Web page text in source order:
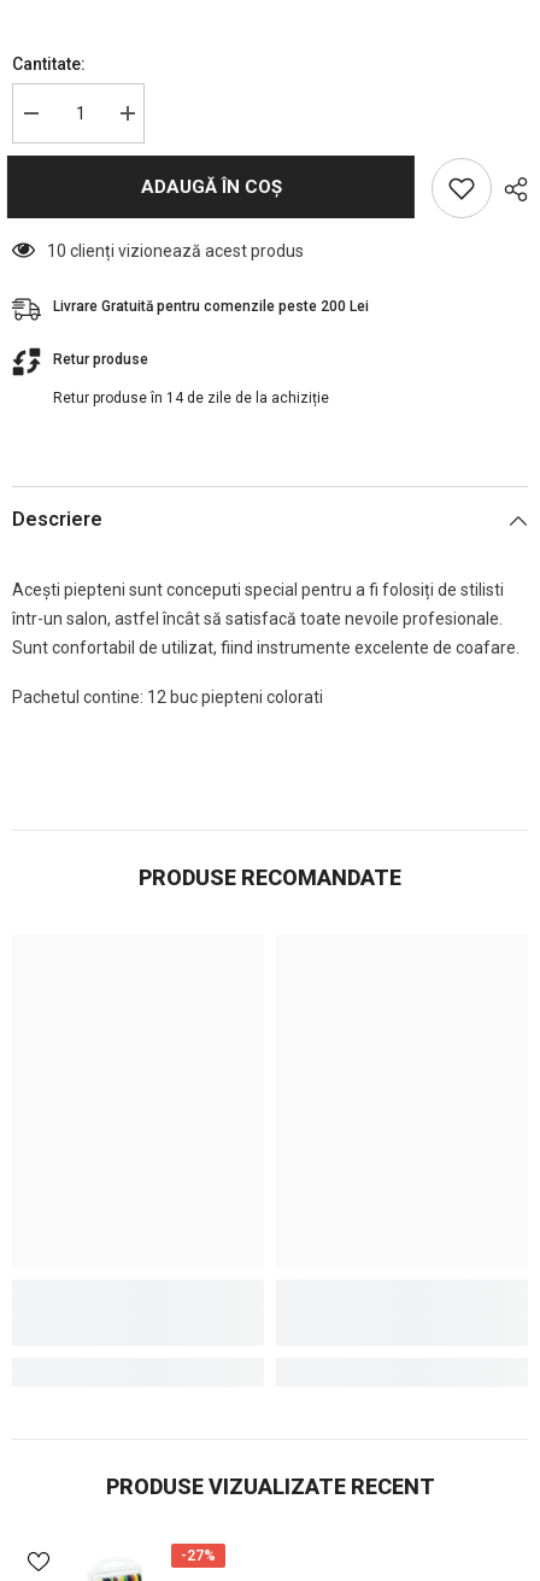
Cantitate:
Reduceți
cantitatea
pentru
Creșteți
cantitatea
pentru
Wahl
SetADAUGĂ ÎN COȘ
10 clienți vizionează acest produs
Livrare Gratuită pentru comenzile peste 200 Lei
Retur produse
Retur produse în 14 de zile de la achiziție
Descriere
Acești piepteni sunt conceputi special pentru a fi folosiți de stilisti
într-un salon, astfel încât să satisfacă toate nevoile profesionale.
Sunt confortabil de utilizat, fiind instrumente excelente de coafare.
Pachetul contine: 12 buc piepteni colorati
PRODUSE RECOMANDATE
PRODUSE VIZUALIZATE RECENT
-27%